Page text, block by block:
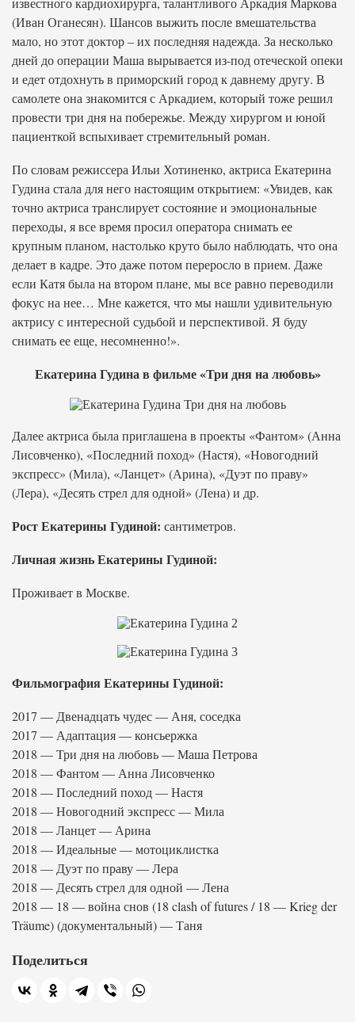
(Иван Оганесян). Шансов выжить после вмешательства
мало, но этот доктор – их последняя надежда. За несколько
дней до операции Маша вырывается из-под отеческой опеки
и едет отдохнуть в приморский город к давнему другу. В
самолете она знакомится с Аркадием, который тоже решил
провести три дня на побережье. Между хирургом и юной
пациенткой вспыхивает стремительный роман.
По словам режиссера Ильи Хотиненко, актриса Екатерина
Гудина стала для него настоящим открытием: «Увидев, как
точно актриса транслирует состояние и эмоциональные
переходы, я все время просил оператора снимать ее
крупным планом, настолько круто было наблюдать, что она
делает в кадре. Это даже потом переросло в прием. Даже
если Катя была на втором плане, мы все равно переводили
фокус на нее… Мне кажется, что мы нашли удивительную
актрису с интересной судьбой и перспективой. Я буду
снимать ее еще, несомненно!».
Екатерина Гудина в фильме «Три дня на любовь»
Далее актриса была приглашена в проекты «Фантом» (Анна
Лисовченко), «Последний поход» (Настя), «Новогодний
экспресс» (Мила), «Ланцет» (Арина), «Дуэт по праву»
(Лера), «Десять стрел для одной» (Лена) и др.
Рост Екатерины Гудиной: сантиметров.
Личная жизнь Екатерины Гудиной:
Проживает в Москве.
Фильмография Екатерины Гудиной:
2017 — Двенадцать чудес — Аня, соседка
2017 — Адаптация — консьержка
2018 — Три дня на любовь — Маша Петрова
2018 — Фантом — Анна Лисовченко
2018 — Последний поход — Настя
2018 — Новогодний экспресс — Мила
2018 — Ланцет — Арина
2018 — Идеальные — мотоциклистка
2018 — Дуэт по праву — Лера
2018 — Десять стрел для одной — Лена
2018 — 18 — война снов (18 clash of futures / 18 — Krieg der
Träume) (документальный) — Таня
Поделиться